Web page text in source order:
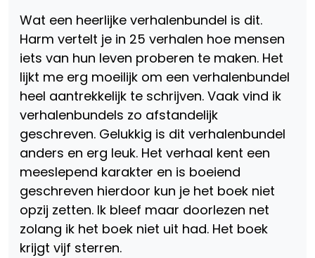
Wat een heerlijke verhalenbundel is dit.
Harm vertelt je in 25 verhalen hoe mensen
iets van hun leven proberen te maken. Het
lijkt me erg moeilijk om een verhalenbundel
heel aantrekkelijk te schrijven. Vaak vind ik
verhalenbundels zo afstandelijk
geschreven. Gelukkig is dit verhalenbundel
anders en erg leuk. Het verhaal kent een
meeslepend karakter en is boeiend
geschreven hierdoor kun je het boek niet
opzij zetten. Ik bleef maar doorlezen net
zolang ik het boek niet uit had. Het boek
krijgt vijf sterren.